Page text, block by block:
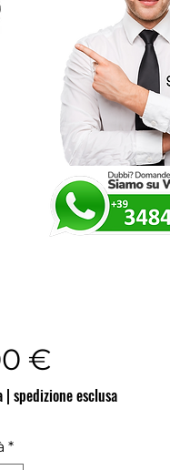
€
| spedizione esclusa
*